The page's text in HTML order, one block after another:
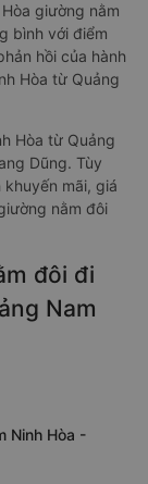
giường nằm
bình với điểm
hồi của hành
Hòa từ Quảng
Hòa từ Quảng
Dũng. Tùy
mãi, giá
nằm đôi
đôi đi
Nam
Ninh Hòa -